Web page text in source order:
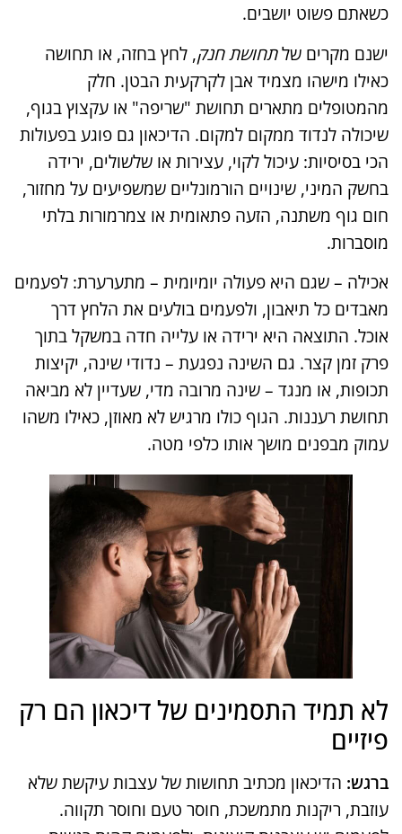
כשאתם פשוט יושבים.
ישנם מקרים שלתחושת חנק, לחץ בחזה, או תחושה
כאילו מישהו מצמיד אבן לקרקעית הבטן. חלק
מהמטופלים מתארים תחושת "שריפה" או עקצוץ בגוף,
שיכולה לנדוד ממקום למקום. הדיכאון גם פוגע בפעולות
הכי בסיסיות: עיכול לקוי, עצירות או שלשולים, ירידה
בחשק המיני, שינויים הורמונליים שמשפיעים על מחזור,
חום גוף משתנה, הזעה פתאומית או צמרמורות בלתי
מוסברות.
אכילה – שגם היא פעולה יומיומית – מתערערת: לפעמים
מאבדים כל תיאבון, ולפעמים בולעים את הלחץ דרך
אוכל. התוצאה היא ירידה או עלייה חדה במשקל בתוך
פרק זמן קצר. גם השינה נפגעת – נדודי שינה, יקיצות
תכופות, או מנגד – שינה מרובה מדי, שעדיין לא מביאה
תחושת רעננות. הגוף כולו מרגיש לא מאוזן, כאילו משהו
עמוק מבפנים מושך אותו כלפי מטה.
לא תמיד התסמינים של דיכאון הם רק
פיזיים
ברגש: הדיכאון מכתיב תחושות של עצבות עיקשת שלא
עוזבת, ריקנות מתמשכת, חוסר טעם וחוסר תקווה.